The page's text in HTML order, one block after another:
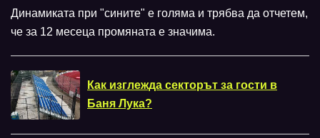
Динамиката при "сините" е голяма и трябва да отчетем,
че за 12 месеца промяната е значима.
Как изглежда секторът за гости в
Баня Лука?